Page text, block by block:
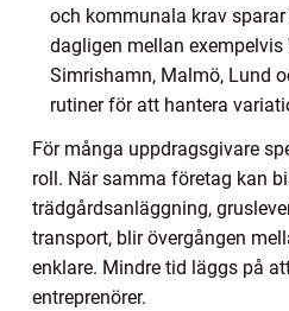
och kommunala krav
dagligen mellan exempelvis
Simrishamn, Malmö, Lund
rutiner för att hantera
För många uppdragsgivare
roll. När samma företag kan
trädgårdsanläggning,
transport, blir övergången
enklare. Mindre tid läggs på
entreprenörer.